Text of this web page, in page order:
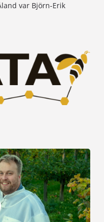
var Björn-Erik